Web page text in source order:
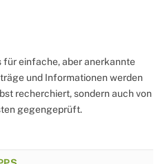
einfache, aber anerkannte
und Informationen werden
recherchiert, sondern auch von
gegengeprüft.